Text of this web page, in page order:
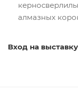
алмазных
Вход на